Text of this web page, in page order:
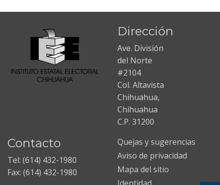
Dirección
Ave. División
del Norte
#2104
Col. Altavista
Chihuahua,
Chihuahua
C.P. 31200
Contacto
Tel: (614) 432-1980
Fax: (614) 432-1980
Quejas y sugerencias
Aviso de privacidad
Mapa del sitio